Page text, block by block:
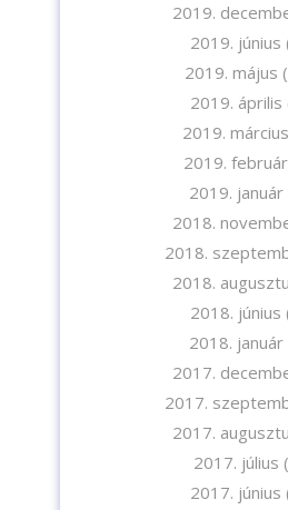
2019.
2019. június
2019. május
2019. április
2019. március
2019. február
2019. január
2018.
2018.
2018.
2018. június
2018. január
2017.
2017.
2017.
2017. július
2017. június